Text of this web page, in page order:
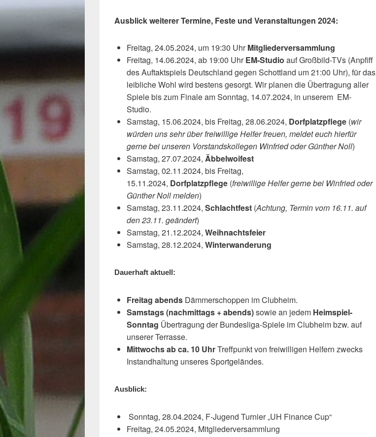
Ausblick weiterer Termine, Feste und Veranstaltungen 2024:
Freitag, 24.05.2024, um 19:30 UhrMitgliederversammlung
Freitag, 14.06.2024, ab 19:00 UhrEM-Studio auf Großbild-TVs (Anpfiff
des Auftaktspiels Deutschland gegen Schottland um 21:00 Uhr), für das
leibliche Wohl wird bestens gesorgt. Wir planen die Übertragung aller
Spiele bis zum Finale am Sonntag, 14.07.2024, in unserem EM-
Studio.
Samstag, 15.06.2024, bis Freitag, 28.06.2024, Dorfplatzpflege (wir
würden uns sehr über freiwillige Helfer freuen, meldet euch hierfür
gerne bei unseren Vorstandskollegen Winfried oder Günther Noll)
Samstag, 27.07.2024, Äbbelwoifest
Samstag, 02.11.2024, bis Freitag,
15.11.2024, Dorfplatzpflege (freiwillige Helfer gerne bei Winfried oder
Günther Noll melden)
Samstag, 23.11.2024, Schlachtfest (Achtung, Termin vom 16.11. auf
den 23.11. geändert)
Samstag, 21.12.2024, Weihnachtsfeier
Samstag, 28.12.2024, Winterwanderung
Dauerhaft aktuell:
Freitag abends Dämmerschoppen im Clubheim.
Samstags (nachmittags + abends)sowie an jedem Heimspiel-
Sonntag Übertragung der Bundesliga-Spiele im Clubheim bzw. auf
unserer Terrasse.
Mittwochs ab ca. 10 UhrTreffpunkt von freiwilligen Helfern zwecks
Instandhaltung unseres Sportgeländes.
Ausblick:
Sonntag, 28.04.2024, F-Jugend Turnier „UH Finance Cup“
Freitag, 24.05.2024, Mitgliederversammlung